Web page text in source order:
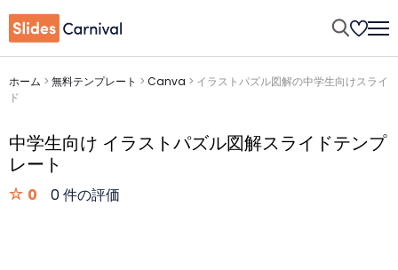
ホーム > 無料テンプレート > Canva > イラストパズル図解の中学生向けスライ
ド
中学生向け イラストパズル図解スライドテンプ
レート
0 0 件の評価